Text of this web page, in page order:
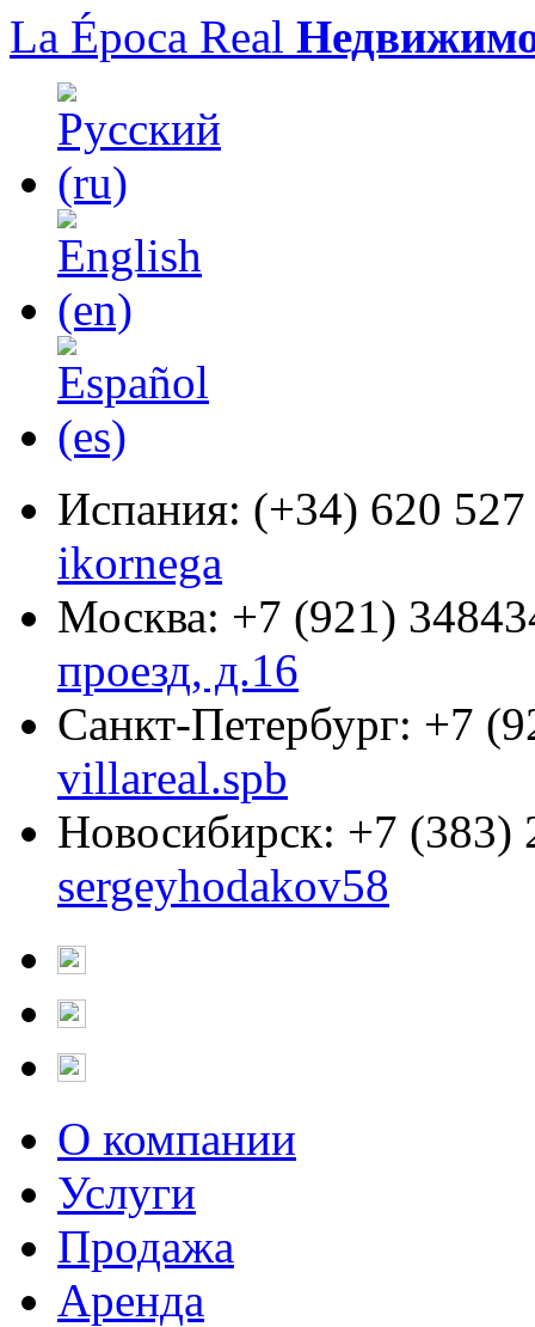
La Época Real
Испания: (+34) 620
ikornega
Москва: +7 (921)
проезд, д.16
Санкт-Петербург: +7
villareal.spb
Новосибирск: +7 (383)
sergeyhodakov58
О компании
Услуги
Продажа
Аренда